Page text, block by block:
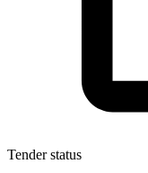
Tender status